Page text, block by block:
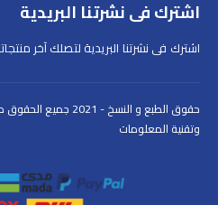
اشترك فى نشرتنا البريدية
اشترك فى نشرتنا البريدية لتصلك آخر
حقوق الطبع و النسخ -
وتقنية المعلومات